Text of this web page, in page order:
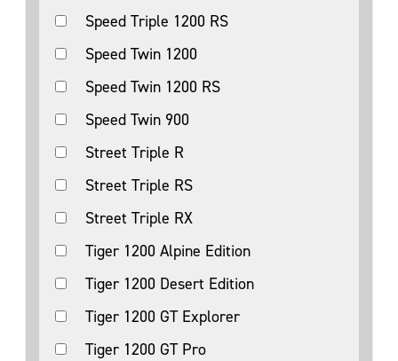
Speed Triple 1200 RS
Speed Twin 1200
Speed Twin 1200 RS
Speed Twin 900
Street Triple R
Street Triple RS
Street Triple RX
Tiger 1200 Alpine Edition
Tiger 1200 Desert Edition
Tiger 1200 GT Explorer
Tiger 1200 GT Pro